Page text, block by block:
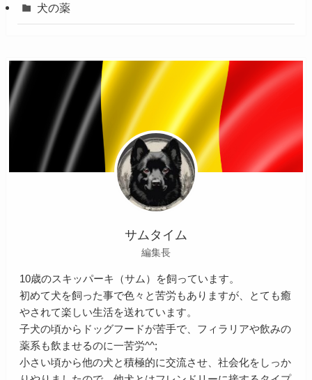
犬の薬
サムタイム
編集長
10歳のスキッパーキ（サム）を飼っています。
初めて犬を飼った事で色々と苦労もありますが、とても癒
やされて楽しい生活を送れています。
子犬の頃からドッグフードが苦手で、フィラリアや飲みの
薬系も飲ませるのに一苦労^^;
小さい頃から他の犬と積極的に交流させ、社会化をしっか